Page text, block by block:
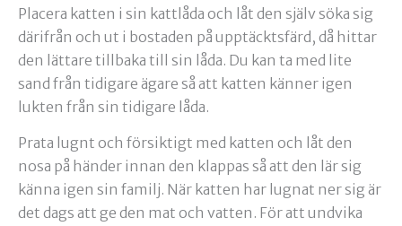
Placera katten i sin kattlåda och låt den själv söka sig
därifrån och ut i bostaden på upptäcktsfärd, då hittar
den lättare tillbaka till sin låda. Du kan ta med lite
sand från tidigare ägare så att katten känner igen
lukten från sin tidigare låda.
Prata lugnt och försiktigt med katten och låt den
nosa på händer innan den klappas så att den lär sig
känna igen sin familj. När katten har lugnat ner sig är
det dags att ge den mat och vatten. För att undvika